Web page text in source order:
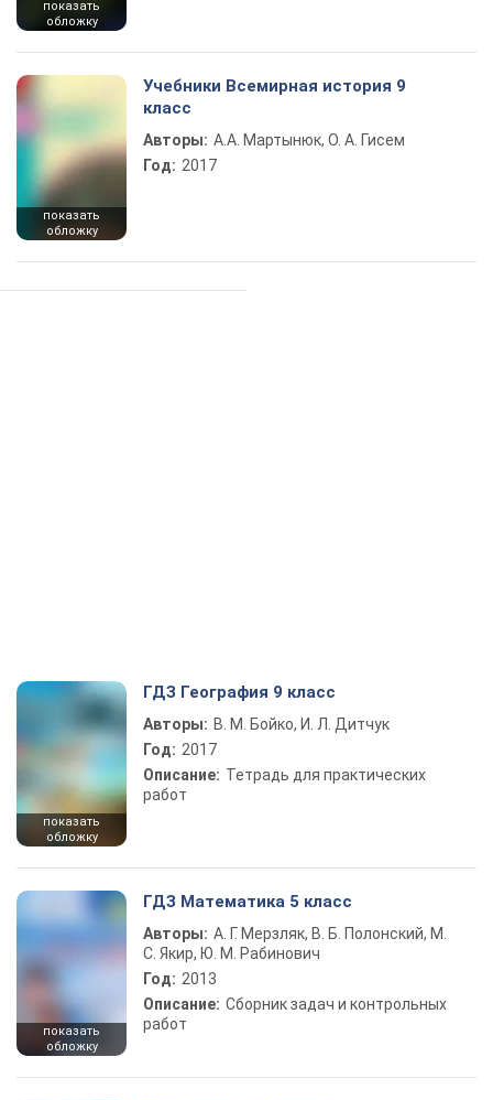
показать
обложку
показать
обложку
Учебники Всемирная история 9
класс
Авторы: А.А. Мартынюк, О. А. Гисем
Год: 2017
показать
обложку
ГДЗ География 9 класс
Авторы: В. М. Бойко, И. Л. Дитчук
Год: 2017
Описание: Тетрадь для практических
работ
показать
обложку
ГДЗ Математика 5 класс
Авторы: А. Г. Мерзляк, В. Б. Полонский, М.
С. Якир, Ю. М. Рабинович
Год: 2013
Описание: Сборник задач и контрольных
работ